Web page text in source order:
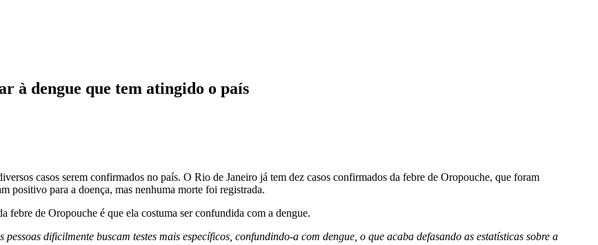
à dengue que tem atingido o país
casos serem confirmados no país. O Rio de Janeiro já tem dez casos confirmados da febre de Oropouche, que foram
positivo para a doença, mas nenhuma morte foi registrada.
febre de Oropouche é que ela costuma ser confundida com a dengue.
dificilmente buscam testes mais específicos, confundindo-a com dengue, o que acaba defasando as estatísticas sobre a